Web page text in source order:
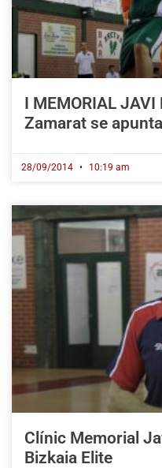
I MEMORIAL
Zamarat se
28/09/2014 10:19 am
Clínic Memorial
Bizkaia Elite